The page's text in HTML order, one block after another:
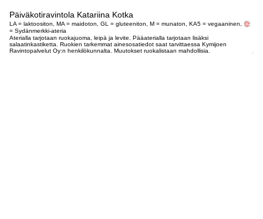
Päiväkotiravintola Katariina Kotka
LA = laktoositon, MA = maidoton, GL = gluteeniton, M = munaton, KA5 = vegaaninen,
= Sydänmerkki-ateria
Aterialla tarjotaan ruokajuoma, leipä ja levite. Pääaterialla tarjotaan lisäksi
salaatinkastiketta. Ruokien tarkemmat ainesosatiedot saat tarvittaessa Kymijoen
Ravintopalvelut Oy:n henkilökunnalta. Muutokset ruokalistaan mahdollisia.